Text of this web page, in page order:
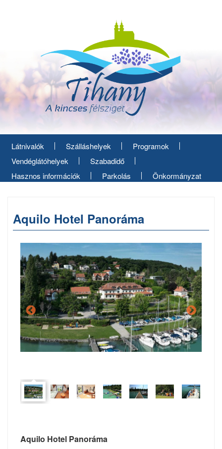
Látnivalók Szálláshelyek
Programok
Vendéglátóhelyek
Szabadidő
Hasznos információk
Parkolás Önkormányzat
Aquilo Hotel Panoráma
Aquilo Hotel Panoráma